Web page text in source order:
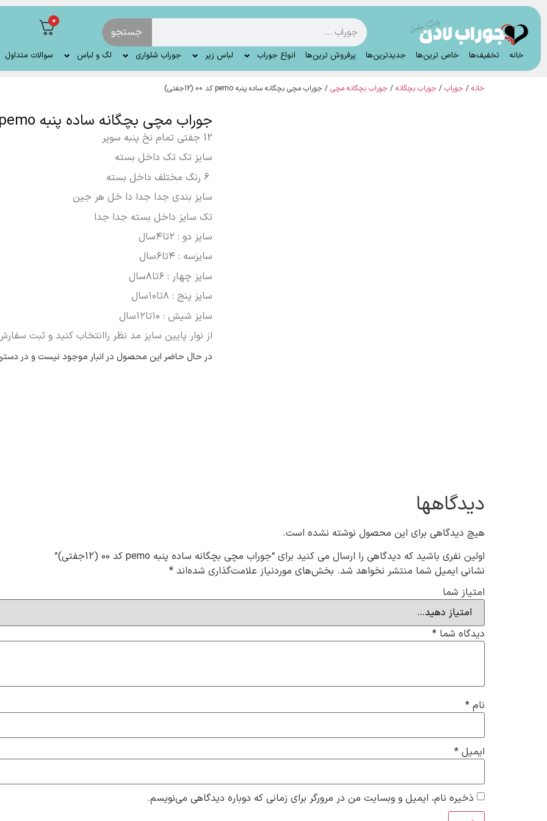
جستجو
0
خانه تخفیف‌ها خاص ترین‌ها جدیدترین‌ها پرفروش ترین‌ها انواع جوراب لباس زیر جوراب شلواری لگ و لباس سوالات متداول
خانه / جوراب / جوراب بچگانه / جوراب بچگانه مچی / جوراب مچی بچگانه ساده پنبه pemo کد 00 (12جفتی)
جوراب مچی بچگانه ساده پنبه pemo کد 00 (12جفتی)
12 جفتی تمام نخ پنبه سوپر
سایز تک تک داخل بسته
سایز بندی جدا جدا دا خل هر جین
تک سایز داخل بسته جدا جدا
سایز دو : ۲تا۴سال
سایزسه : ۴تا۶سال
سایز چهار : ۶تا۸سال
سایز پنج : ۸تا۱۰سال
سایز شیش : ۱۰تا۱۲سال
از نوار پایین سایز مد نظر راانتخاب کنید و ثبت
در حال حاضر این محصول در انبار موجود نیست و در
دیدگاهها
هیچ دیدگاهی برای این محصول نوشته نشده است.
اولین نفری باشید که دیدگاهی را ارسال می کنید برای “جوراب مچی بچگانه ساده پنبه pemo کد 00 (12جفتی)”
نشانی ایمیل شما منتشر نخواهد شد. بخش‌های موردنیاز علامت‌گذاری شده‌اند *
امتیاز شما
دیدگاه شما *
نام *
ایمیل *
ذخیره نام، ایمیل و وبسایت من در مرورگر برای زمانی که دوباره دیدگاهی می‌نویسم.